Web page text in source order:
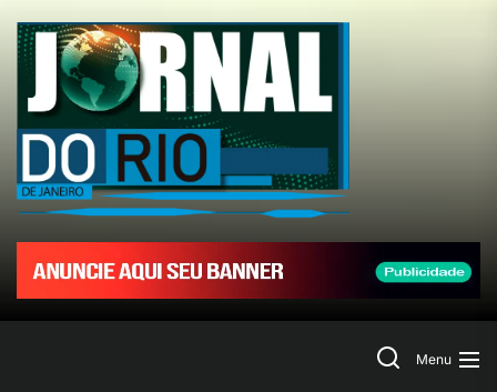
the
content
Jornal
do
Rio
de
SearchMenu